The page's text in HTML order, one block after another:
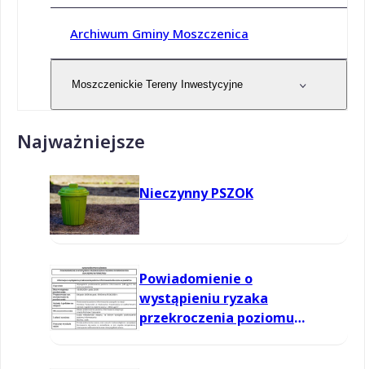
Archiwum Gminy Moszczenica
Moszczenickie Tereny Inwestycyjne
Najważniejsze
Nieczynny PSZOK
Powiadomienie o
wystąpieniu ryzaka
przekroczenia poziomu